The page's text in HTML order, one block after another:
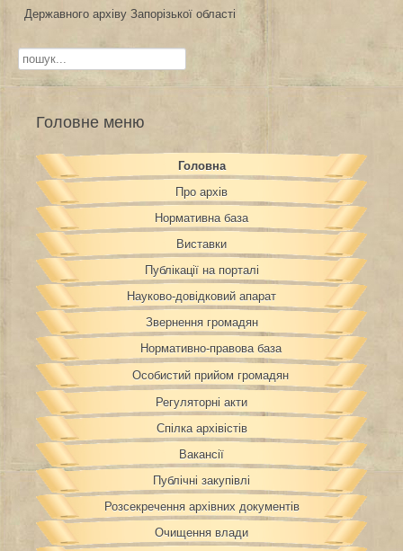
Державного архіву Запорізької області
Пошук...
Головне меню
Головна
Про архів
Нормативна база
Виставки
Публікації на порталі
Науково-довідковий апарат
Звернення громадян
Нормативно-правова база
Особистий прийом громадян
Регуляторні акти
Спілка архівістів
Вакансії
Публічні закупівлі
Розсекречення архівних документів
Очищення влади